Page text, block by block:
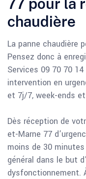
chaudière
La panne chaudière
Pensez donc à
Services 09 70 70
intervention en
et 7j/7, week-ends
Dès réception de
et-Marne 77
moins de 30
général dans le but
dysfonctionnement.